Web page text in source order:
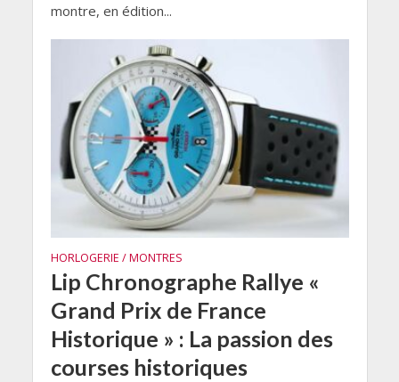
montre, en édition...
HORLOGERIE / MONTRES
Lip Chronographe Rallye «
Grand Prix de France
Historique » : La passion des
courses historiques